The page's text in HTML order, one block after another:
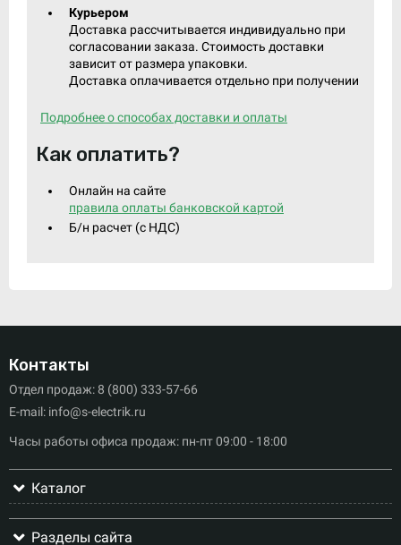
Курьером
Доставка рассчитывается индивидуально при
согласовании заказа. Стоимость доставки
зависит от размера упаковки.
Доставка оплачивается отдельно при получении
Подробнее о способах доставки и оплаты
Как оплатить?
Онлайн на сайте
правила оплаты банковской картой
Б/н расчет (c НДС)
Контакты
Отдел продаж: 8 (800) 333-57-66
E-mail: info@s-electrik.ru
Часы работы офиса продаж: пн-пт 09:00 - 18:00
Каталог
Разделы сайта